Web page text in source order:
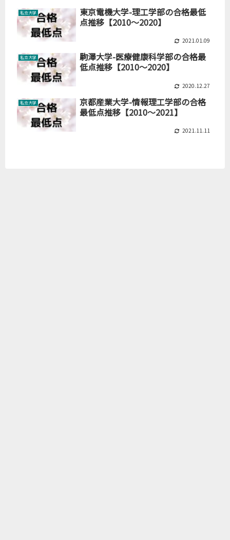
私立大学
東京電機大学-理工学部の合格最低
点推移【2010～2020】
2021.01.09
私立大学
駒澤大学-医療健康科学部の合格最
低点推移【2010～2020】
2020.12.27
私立大学
京都産業大学-情報理工学部の合格
最低点推移【2010～2021】
2021.11.11